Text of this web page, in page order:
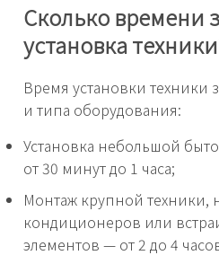
Сколько времени
установка
Время установки техники
и типа оборудования:
Установка небольшой
от 30 минут до 1 часа;
Монтаж крупной техники,
кондиционеров или
элементов — от 2 до 4